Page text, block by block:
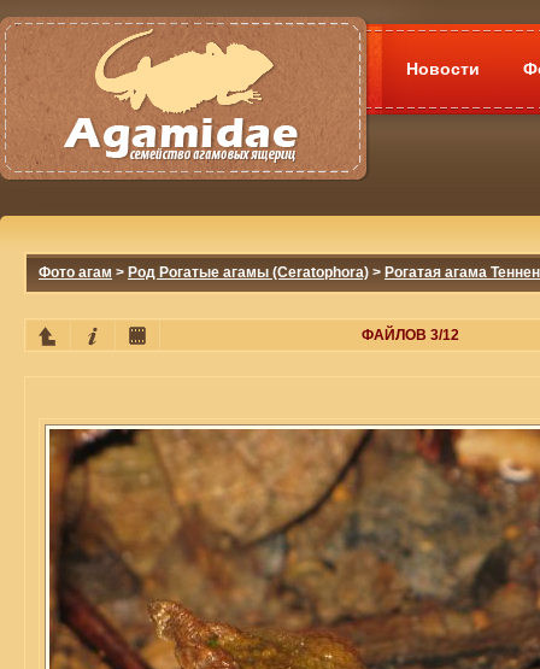
Новости
Фото агам > Род Рогатые агамы (Ceratophora) > Рогатая агама
ФАЙЛОВ 3/12